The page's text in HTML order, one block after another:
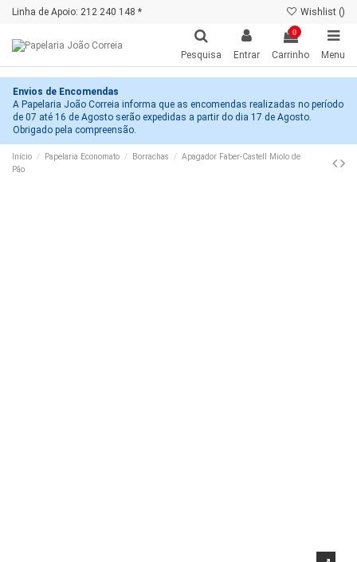
Linha de Apoio: 212 240 148 * Wishlist ()
Pesquisa Entrar
0
Carrinho Menu
Envios de Encomendas
A Papelaria João Correia informa que as encomendas realizadas no período
de 07 até 16 de Agosto serão expedidas a partir do dia 17 de Agosto.
Obrigado pela compreensão.
Início Papelaria Economato Borrachas
Apagador Faber-Castell Miolo de
Pão